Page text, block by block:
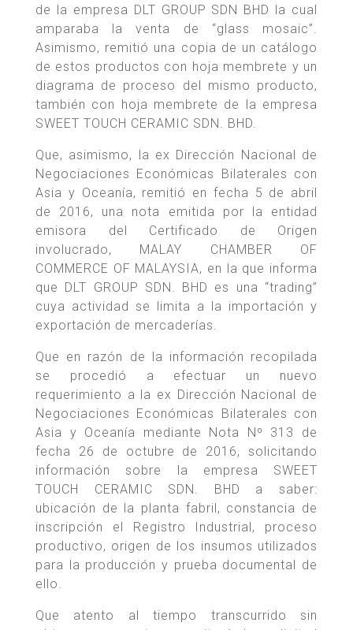
de la empresa DLT GROUP SDN BHD la cual
amparaba la venta de “glass mosaic”.
Asimismo, remitió una copia de un catálogo
de estos productos con hoja membrete y un
diagrama de proceso del mismo producto,
también con hoja membrete de la empresa
SWEET TOUCH CERAMIC SDN. BHD.
Que, asimismo, la ex Dirección Nacional de
Negociaciones Económicas Bilaterales con
Asia y Oceanía, remitió en fecha 5 de abril
de 2016, una nota emitida por la entidad
emisora del Certificado de Origen
involucrado, MALAY CHAMBER OF
COMMERCE OF MALAYSIA, en la que informa
que DLT GROUP SDN. BHD es una “trading”
cuya actividad se limita a la importación y
exportación de mercaderías.
Que en razón de la información recopilada
se procedió a efectuar un nuevo
requerimiento a la ex Dirección Nacional de
Negociaciones Económicas Bilaterales con
Asia y Oceanía mediante Nota Nº 313 de
fecha 26 de octubre de 2016, solicitando
información sobre la empresa SWEET
TOUCH CERAMIC SDN. BHD a saber:
ubicación de la planta fabril, constancia de
inscripción el Registro Industrial, proceso
productivo, origen de los insumos utilizados
para la producción y prueba documental de
ello.
Que atento al tiempo transcurrido sin